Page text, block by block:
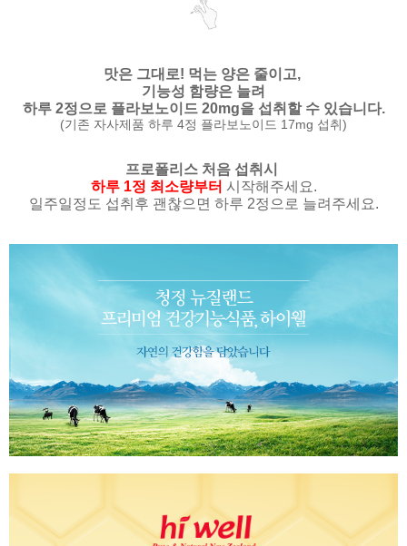
맛은 그대로! 먹는 양은 줄이고,
기능성 함량은 늘려
하루 2정으로 플라보노이드 20mg을 섭취할 수 있습니다.
(기존 자사제품 하루 4정 플라보노이드 17mg 섭취)
프로폴리스 처음 섭취시
하루 1정 최소량부터 시작해주세요.
일주일정도 섭취후 괜찮으면 하루 2정으로 늘려주세요.